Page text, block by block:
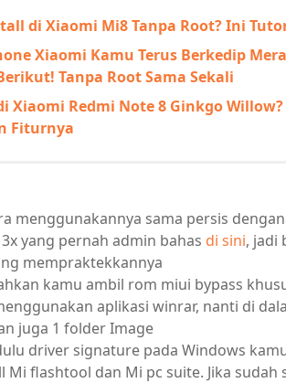
di Xiaomi Mi8 Tanpa Root? Ini
Xiaomi Kamu Terus Berkedip
Tanpa Root Sama Sekali
Xiaomi Redmi Note 8 Ginkgo
Fiturnya
menggunakannya sama persis
yang pernah admin bahas di sini, jadi
mempraktekkannya
kamu ambil rom miui bypass
aplikasi winrar, nanti di
juga 1 folder Image
driver signature pada Windows
Mi flashtool dan Mi pc suite. Jika